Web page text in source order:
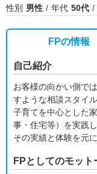
性別 男性 年代 50代
FPの情報
自己紹介
お客様の向かい側で
すような相談スタイ
子育てを中心とした
事・住宅等）を実践
その実績と体験を元
FPとしてのモット